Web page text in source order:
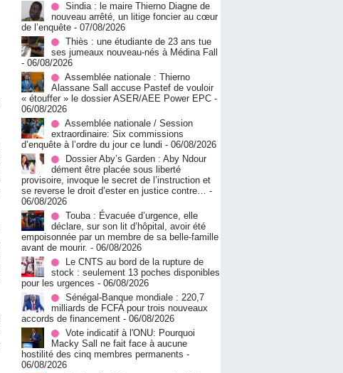
Sindia : le maire Thierno Diagne de
nouveau arrêté, un litige foncier au cœur
de l’enquête - 07/08/2026
Thiès : une étudiante de 23 ans tue
ses jumeaux nouveau-nés à Médina Fall
- 06/08/2026
Assemblée nationale : Thierno
Alassane Sall accuse Pastef de vouloir
« étouffer » le dossier ASER/AEE Power EPC -
06/08/2026
Assemblée nationale / Session
extraordinaire: Six commissions
d’enquête à l’ordre du jour ce lundi - 06/08/2026
Dossier Aby’s Garden : Aby Ndour
dément être placée sous liberté
provisoire, invoque le secret de l’instruction et
se reverse le droit d’ester en justice contre… -
06/08/2026
Touba : Évacuée d’urgence, elle
déclare, sur son lit d’hôpital, avoir été
empoisonnée par un membre de sa belle-famille
avant de mourir. - 06/08/2026
Le CNTS au bord de la rupture de
stock : seulement 13 poches disponibles
pour les urgences - 06/08/2026
Sénégal-Banque mondiale : 220,7
milliards de FCFA pour trois nouveaux
accords de financement - 06/08/2026
Vote indicatif à l'ONU: Pourquoi
Macky Sall ne fait face à aucune
hostilité des cinq membres permanents -
06/08/2026